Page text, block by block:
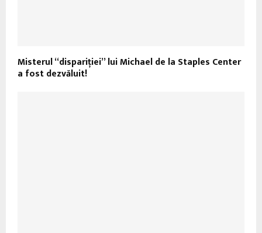
Misterul “dispariţiei” lui Michael de la Staples Center
a fost dezvăluit!